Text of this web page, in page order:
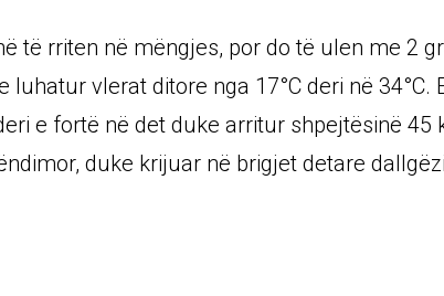
të rriten në mëngjes, por do të ulen me 2
vlerat ditore nga 17°C deri në 34°C.
e fortë në det duke arritur shpejtësinë 45
duke krijuar në brigjet detare